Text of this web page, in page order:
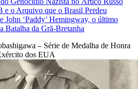
e o Arquivo que o Brasil Perdeu
John ‘Paddy’ Hemingway, o último
Batalha da Grã-Bretanha
– Série de Medalha de Honra
dos EUA